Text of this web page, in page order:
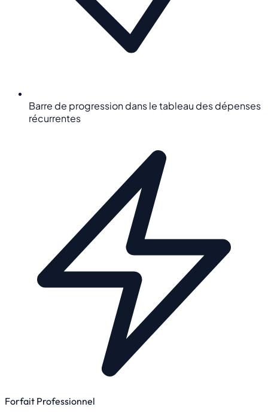
Barre de progression dans le tableau des dépenses
récurrentes
Forfait Professionnel